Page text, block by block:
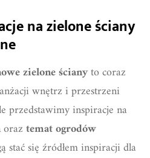
na zielone ściany
zielone ścianyto coraz
wnętrz i przestrzeni
przedstawimy inspiracje na
oraztemat ogrodów
stać się źródłem inspiracji dla